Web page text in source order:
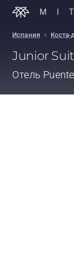
Испания › Коста-
Junior
Отель